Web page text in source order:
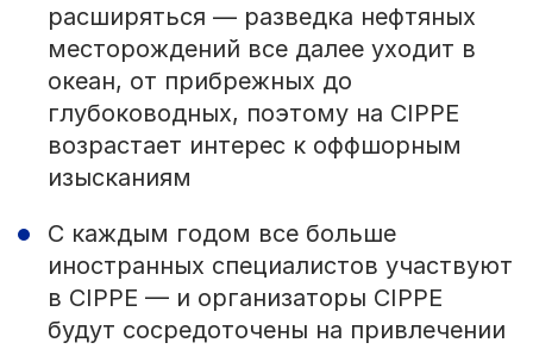
расширяться — разведка нефтяных
месторождений все далее уходит в
океан, от прибрежных до
глубоководных, поэтому на CIPPE
возрастает интерес к оффшорным
изысканиям
С каждым годом все больше
иностранных специалистов участвуют
в CIPPE — и организаторы CIPPE
будут сосредоточены на привлечении